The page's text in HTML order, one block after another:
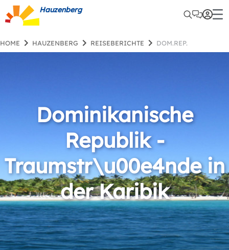
Hauzenberg
HOME HAUZENBERG REISEBERICHTE DOM.REP.
Dominikanische
Republik -
Traumstr\u00e4nde in
der Karibik